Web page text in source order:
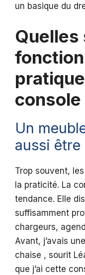
un basique du
Quelles
console
Un
aussi
Trop souvent,
la praticité. La
tendance. Elle
suffisamment
chargeurs,
Avant, j’avais
chaise , sourit
que j’ai cette